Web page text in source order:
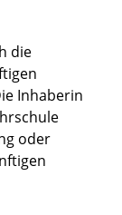
die
Inhaberin
oder